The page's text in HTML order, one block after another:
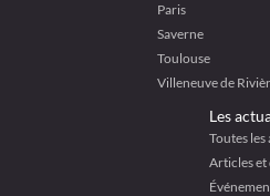
Paris
Saverne
Toulouse
Villeneuve de
Les
Toutes
Articles et